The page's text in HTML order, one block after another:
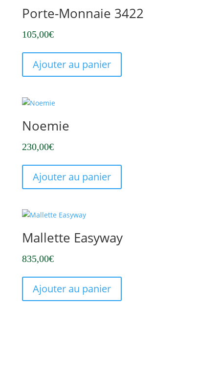
Porte-Monnaie 3422
105,00€
Ajouter au panier
Noemie
230,00€
Ajouter au panier
Mallette Easyway
835,00€
Ajouter au panier